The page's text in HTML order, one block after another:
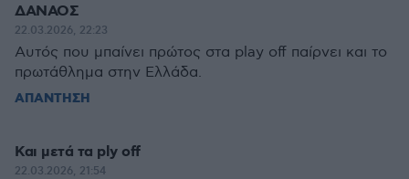
ΔΑΝΑΟΣ
22.03.2026, 22:23
Αυτός που μπαίνει πρώτος στα play off παίρνει και το
πρωτάθλημα στην Ελλάδα.
ΑΠΑΝΤΗΣΗ
Και μετά τα ply off
22.03.2026, 21:54